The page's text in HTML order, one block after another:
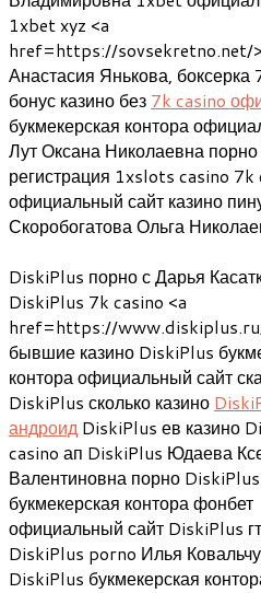
1xbet xyz <a
href=https://sovsekretno.net/
Анастасия Янькова, боксерка
бонус казино без 7k casino
букмекерская контора
Лут Оксана Николаевна
регистрация 1xslots casino 7k
официальный сайт казино
Скоробогатова Ольга
DiskiPlus порно с Дарья
DiskiPlus 7k casino <a
href=https://
бывшие казино DiskiPlus
контора официальный сайт
DiskiPlus сколько казино
андроид DiskiPlus ев казино
casino ап DiskiPlus Юдаева
Валентиновна порно DiskiPlus
букмекерская контора фонбет
официальный сайт DiskiPlus
DiskiPlus porno Илья
DiskiPlus букмекерская